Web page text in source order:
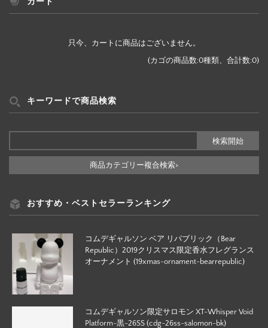
検
カート
只今、カートに商品はございません。
(カゴの商品数:0種類、合計数:0)
キーワードで商品検索
商品カテゴリー複合検索>
おすすめ・ベストセラーランキング
コムデギャルソン ベア リパブリック（Bear
Republic）2019クリスマス限定香水フレグランス
オーナメント (19xmas-ornament-bearrepublic)
コムデギャルソン限定サロモン XT-Whisper Void
Platform-黒-26SS (cdg-26ss-salomon-bk)